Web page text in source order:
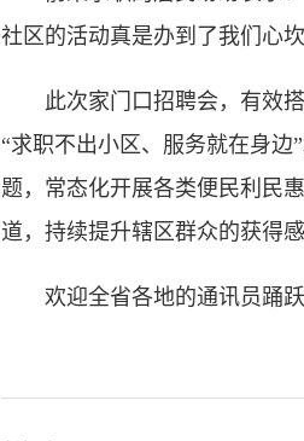
社区的活动真是办到了我们心
此次家门口招聘会，有效
“求职不出小区、服务就在身
题，常态化开展各类便民利民
道，持续提升辖区群众的获得
欢迎全省各地的通讯员踊